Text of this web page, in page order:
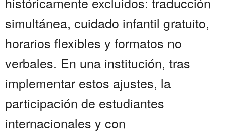
simultánea, cuidado infantil gratuito,
horarios flexibles y formatos no
verbales. En una institución, tras
implementar estos ajustes, la
participación de estudiantes
internacionales y con